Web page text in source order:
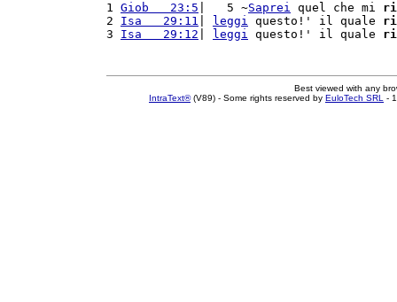
1 Giob   23:5 |   5 ~Saprei quel che mi
2 Isa   29:11 leggi questo!' il quale
3 Isa   29:12 leggi questo!' il quale
Best viewed with any
IntraText®(V89) - Some rights reserved by EuloTech SRL -